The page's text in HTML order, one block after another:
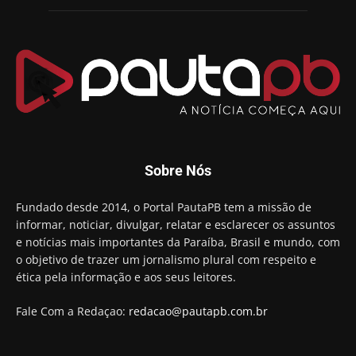
Sobre Nós
Fundado desde 2014, o Portal PautaPB tem a missão de
informar, noticiar, divulgar, relatar e esclarecer os assuntos
e notícias mais importantes da Paraíba, Brasil e mundo, com
o objetivo de trazer um jornalismo plural com respeito e
ética pela informação e aos seus leitores.
Fale Com a Redaçao: redacao@pautapb.com.br